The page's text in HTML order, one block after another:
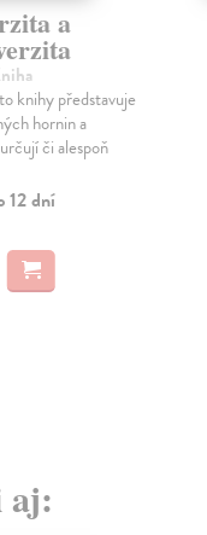
a
knihy představuje
hornin a
či alespoň
12 dní
aj: